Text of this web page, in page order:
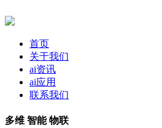
首页
关于我们
ai资讯
ai应用
联系我们
多维 智能 物联